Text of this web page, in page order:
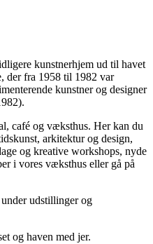
kunstnerhjem ud til havet
der fra 1958 til 1982 var
kunstner og designer
café og væksthus. Her kan du
arkitektur og design,
og kreative workshops, nyde
i vores væksthus eller gå på
udstillinger og
og haven med jer.